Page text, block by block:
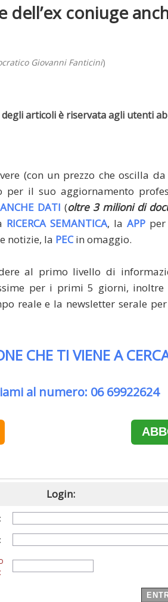
coniuge
Giovanni Fanticini)
articoli è riservata agli utenti
(con un prezzo che oscilla
per il suo aggiornamento
DATI (oltre 3 milioni di
RICERCA SEMANTICA, la APP
notizie, la PECin omaggio.
al primo livello di
per i primi 5 giorni, inoltre
reale e la newsletter serale
CHE TI VIENE A
al numero: 06 69922624
Login: